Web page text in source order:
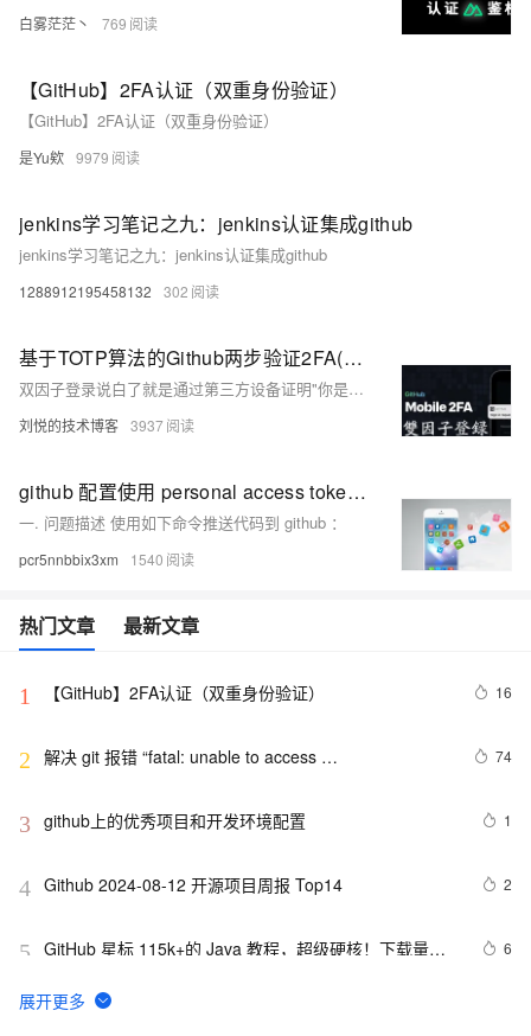
白雾茫茫丶 769
【GitHub】2FA认证（双重身份验证）
【GitHub】2FA认证（双重身份验证）
是Yu欸 9979
jenkins学习笔记之九：jenkins认证集成github
jenkins学习笔记之九：jenkins认证集成github
1288912195458132 302
基于TOTP算法的Github两步验证2FA(双因子)机制Python3.10/Golang1.21实现
双因子登录说白了就是通过第三方设备证明"你是你自己"的一个措施，Github官方推荐在移动端下载1Password、Authy、Microsoft Authenticator等APP来通过扫码进行验证，其实大可不必如此麻烦，本次我们通过Python/Golang代码来实现双因子登录验证。
刘悦的技术博客 3937
github 配置使用 personal access token 认证
一. 问题描述 使用如下命令推送代码到 github ：
pcr5nnbbix3xm 1540
热门文章 最新文章
1 【GitHub】2FA认证（双重身份验证） 16
2 解决 git 报错 “fatal: unable to access
was rese
74
3 github上的优秀项目和开发环境配置 1
4 Github 2024-08-12 开源项目周报 Top14 2
5 GitHub 星标 115k+的 Java 教程，超级硬核！下载量突
6
6 微软 GitHub 收购一个付费代码工具，然后免费开放了